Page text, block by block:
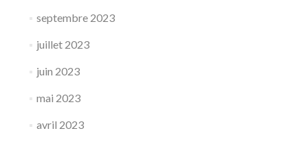
septembre 2023
juillet 2023
juin 2023
mai 2023
avril 2023